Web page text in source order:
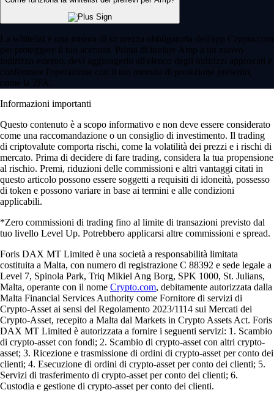
La whitelist è una misura di sicurezza obbligatoria dell'app Crypto.com
per proteggere il tuo account. Prima di inviare Amp a un nuovo
indirizzo esterno, devi aggiungerlo all'elenco degli indirizzi approvati e
confermare l'operazione con il tuo metodo di protezione preferito,
come la 2FA.
Informazioni importanti
Questo contenuto è a scopo informativo e non deve essere considerato
come una raccomandazione o un consiglio di investimento. Il trading
di criptovalute comporta rischi, come la volatilità dei prezzi e i rischi di
mercato. Prima di decidere di fare trading, considera la tua propensione
al rischio. Premi, riduzioni delle commissioni e altri vantaggi citati in
questo articolo possono essere soggetti a requisiti di idoneità, possesso
di token e possono variare in base ai termini e alle condizioni
applicabili.
*Zero commissioni di trading fino al limite di transazioni previsto dal
tuo livello Level Up. Potrebbero applicarsi altre commissioni e spread.
Foris DAX MT Limited è una società a responsabilità limitata
costituita a Malta, con numero di registrazione C 88392 e sede legale a
Level 7, Spinola Park, Triq Mikiel Ang Borg, SPK 1000, St. Julians,
Malta, operante con il nome Crypto.com, debitamente autorizzata dalla
Malta Financial Services Authority come Fornitore di servizi di
Crypto-Asset ai sensi del Regolamento 2023/1114 sui Mercati dei
Crypto-Asset, recepito a Malta dal Markets in Crypto Assets Act. Foris
DAX MT Limited è autorizzata a fornire i seguenti servizi: 1. Scambio
di crypto-asset con fondi; 2. Scambio di crypto-asset con altri crypto-
asset; 3. Ricezione e trasmissione di ordini di crypto-asset per conto dei
clienti; 4. Esecuzione di ordini di crypto-asset per conto dei clienti; 5.
Servizi di trasferimento di crypto-asset per conto dei clienti; 6.
Custodia e gestione di crypto-asset per conto dei clienti.